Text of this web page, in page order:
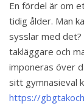
En fördel är om
tidig ålder. Man
sysslar med
takläggare och
imponeras över
sitt gymnasieval
https://